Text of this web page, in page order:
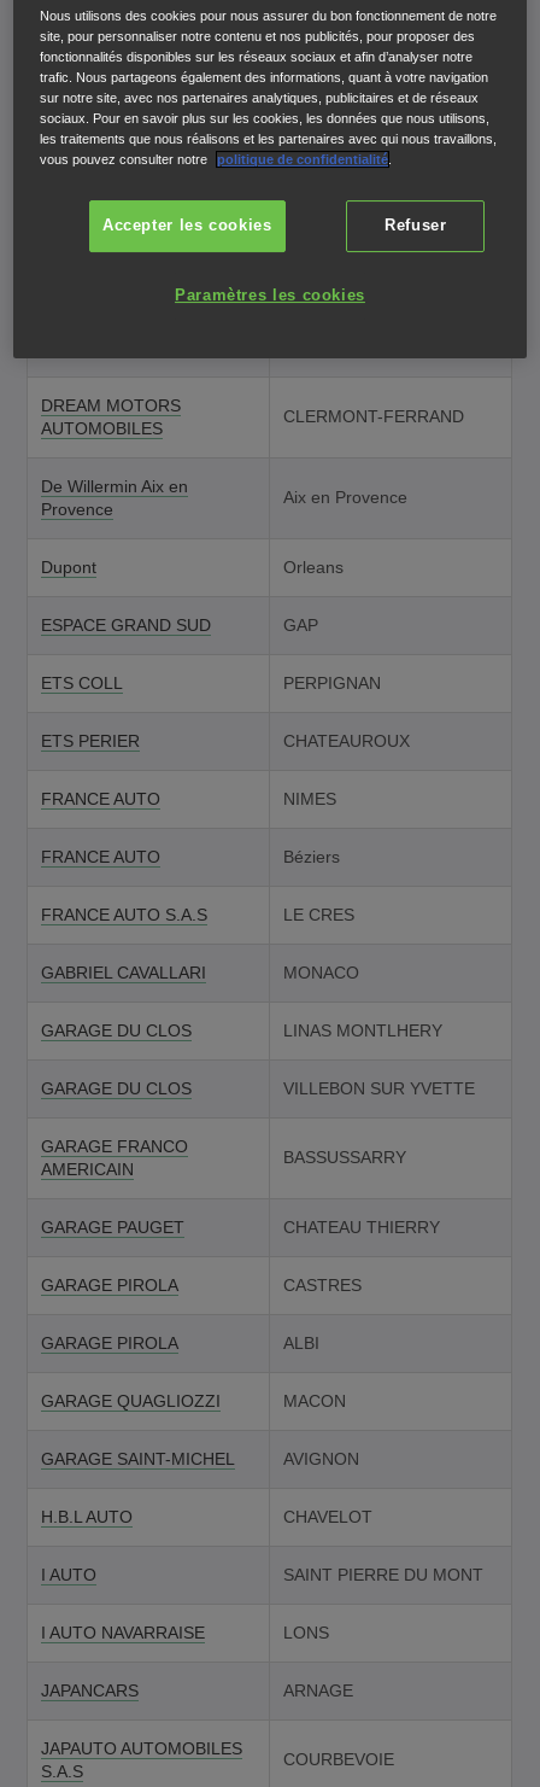
CMM Puget sur Argens
COURTOIS AUTOMOBILES
CHAMBOURCY
CHAMBOURCY
COURTOIS SAINT OUEN
L'AUMONE
SAINT-OUEN-L'AUMONE
DBM MAREUIL AUTO MAREUIL-LES-MEAUX
DBM MELUN AUTO VERT SAINT DENIS
DREAM MOTORS
AUTOMOBILES
CLERMONT-FERRAND
De Willermin Aix en
Provence
Aix en Provence
Dupont Orleans
ESPACE GRAND SUD GAP
ETS COLL PERPIGNAN
ETS PERIER CHATEAUROUX
FRANCE AUTO NIMES
FRANCE AUTO Béziers
FRANCE AUTO S.A.S LE CRES
GABRIEL CAVALLARI MONACO
GARAGE DU CLOS LINAS MONTLHERY
GARAGE DU CLOS VILLEBON SUR YVETTE
GARAGE FRANCO
AMERICAIN
BASSUSSARRY
GARAGE PAUGET CHATEAU THIERRY
GARAGE PIROLA CASTRES
GARAGE PIROLA ALBI
GARAGE QUAGLIOZZI MACON
GARAGE SAINT-MICHEL AVIGNON
H.B.L AUTO CHAVELOT
I AUTO SAINT PIERRE DU MONT
I AUTO NAVARRAISE LONS
JAPANCARS ARNAGE
JAPAUTO AUTOMOBILES
S.A.S
COURBEVOIE
Nous utilisons des cookies pour nous assurer du bon fonctionnement de notre
site, pour personnaliser notre contenu et nos publicités, pour proposer des
fonctionnalités disponibles sur les réseaux sociaux et afin d’analyser notre
trafic. Nous partageons également des informations, quant à votre navigation
sur notre site, avec nos partenaires analytiques, publicitaires et de réseaux
sociaux. Pour en savoir plus sur les cookies, les données que nous utilisons,
les traitements que nous réalisons et les partenaires avec qui nous travaillons,
vous pouvez consulter notre
politique de confidentialité.
Refuser
Accepter les cookies
Paramètres les cookies